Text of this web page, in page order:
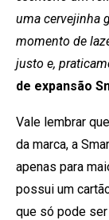
uma cervejinha
momento de
justo e,
de expansão
Vale lembrar
da marca, a
apenas para
possui um
que só pode